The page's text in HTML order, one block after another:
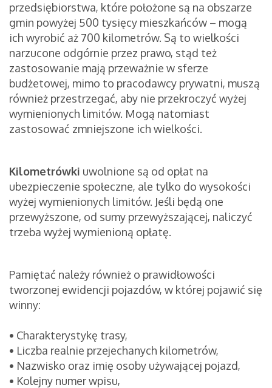
przedsiębiorstwa, które położone są na obszarze
gmin powyżej 500 tysięcy mieszkańców – mogą
ich wyrobić aż 700 kilometrów. Są to wielkości
narzucone odgórnie przez prawo, stąd też
zastosowanie mają przeważnie w sferze
budżetowej, mimo to pracodawcy prywatni, muszą
również przestrzegać, aby nie przekroczyć wyżej
wymienionych limitów. Mogą natomiast
zastosować zmniejszone ich wielkości.
Kilometrówki uwolnione są od opłat na
ubezpieczenie społeczne, ale tylko do wysokości
wyżej wymienionych limitów. Jeśli będą one
przewyższone, od sumy przewyższającej, naliczyć
trzeba wyżej wymienioną opłatę.
Pamiętać należy również o prawidłowości
tworzonej ewidencji pojazdów, w której pojawić się
winny:
• Charakterystykę trasy,
• Liczba realnie przejechanych kilometrów,
• Nazwisko oraz imię osoby używającej pojazd,
• Kolejny numer wpisu,